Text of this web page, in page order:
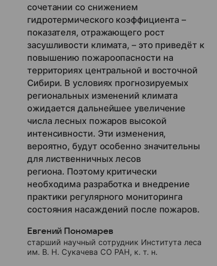
сочетании со снижением
гидротермического коэффициента –
показателя, отражающего рост
засушливости климата, – это приведёт к
повышению пожароопасности на
территориях центральной и восточной
Сибири. В условиях прогнозируемых
региональных изменений климата
ожидается дальнейшее увеличение
числа лесных пожаров высокой
интенсивности. Эти изменения,
вероятно, будут особенно значительны
для лиственничных лесов
региона. Поэтому критически
необходима разработка и внедрение
практики регулярного мониторинга
состояния насаждений после пожаров.
Евгений Пономарев
старший научный сотрудник Института леса
им. В. Н. Сукачева СО РАН, к. т. н.